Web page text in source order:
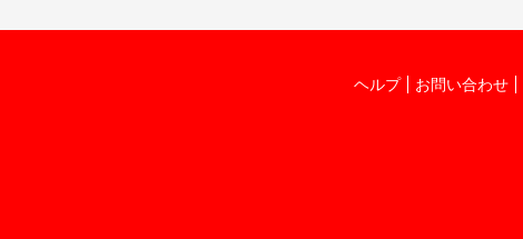
ヘルプ
お問い合わせ